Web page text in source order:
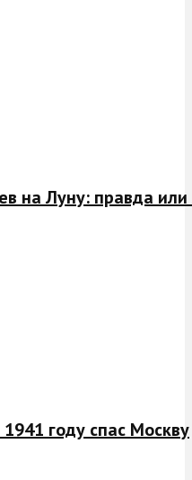
на Луну: правда
году спас Москву